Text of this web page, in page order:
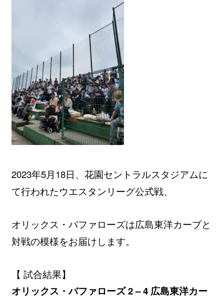
2023年5月18日、花園セントラルスタジアムに
て行われたウエスタンリーグ公式戦、
オリックス・バファローズは広島東洋カープと
対戦の模様をお届けします。
【 試合結果】
オリックス・バファローズ 2 – 4 広島東洋カー